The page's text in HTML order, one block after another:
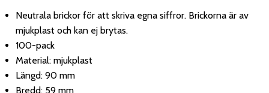
Neutrala brickor för att skriva egna siffror. Brickorna är av
mjukplast och kan ej brytas.
100-pack
Material: mjukplast
Längd: 90 mm
Bredd: 59 mm